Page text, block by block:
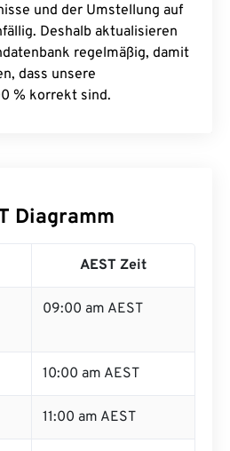
und der Umstellung auf
Deshalb aktualisieren
regelmäßig, damit
dass unsere
% korrekt sind.
Diagramm
AEST Zeit
09:00 am AEST
10:00 am AEST
11:00 am AEST